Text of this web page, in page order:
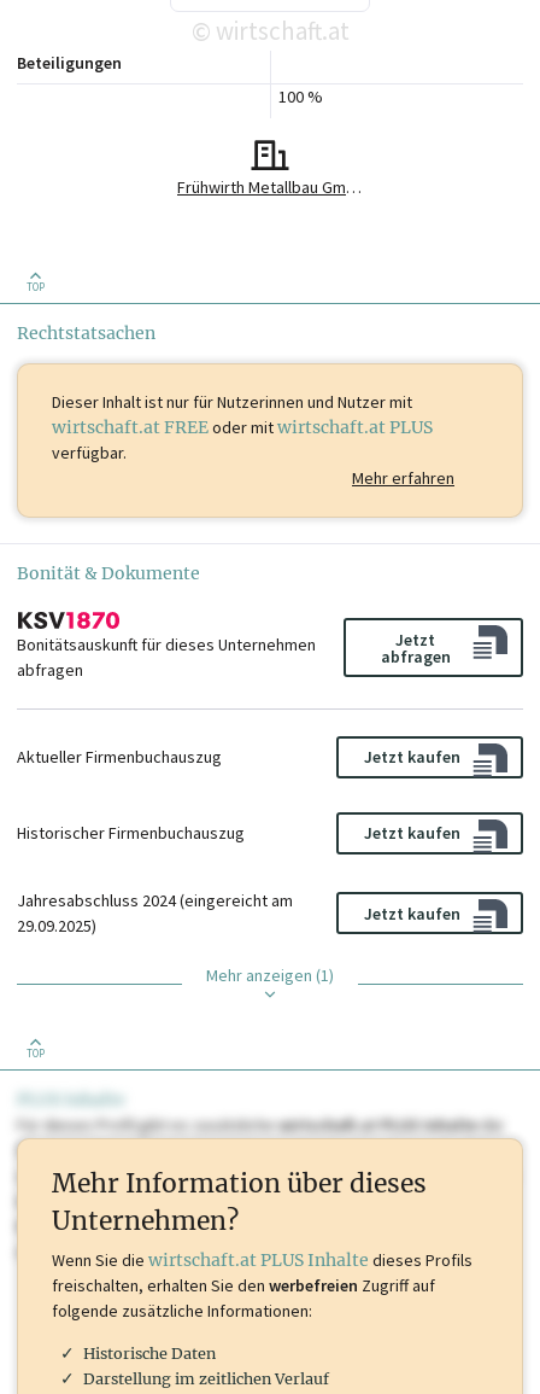
© wirtschaft.at
Frühwirth Metallbau GmbH
100 %
Beteiligungen
TOP
Rechtstatsachen
Dieser Inhalt istnur für Nutzerinnen und Nutzer mit
wirtschaft.at FREEoder mitwirtschaft.at PLUS
verfügbar.
Mehr erfahren
Bonität & Dokumente
Bonitätsauskunft für dieses Unternehmen
abfragen
Jetzt
abfragen
Aktueller Firmenbuchauszug Jetzt kaufen
Historischer Firmenbuchauszug Jetzt kaufen
Jahresabschluss 2024 (eingereicht am
29.09.2025)
Jetzt kaufen
Mehr anzeigen (1)
TOP
Für dieses Profil gibt es zusätzlichewirtschaft.at PLUS Inhaltedie
Sie momentan nicht einsehen können. Schalten Sie dieses Profil frei
oder loggen Sie sich ein um diese Inhalte zu sehen. wirtschaft.at PLUS
Marken, Patente, Rechtstatsachen, OTS-Aussendungen, und viele
mehr.
Mehr Information über dieses
Unternehmen?
Wenn Sie die wirtschaft.at PLUS Inhalte dieses Profils
freischalten, erhalten Sie den werbefreien Zugriff auf
folgende zusätzliche Informationen:
Historische Daten
Darstellung im zeitlichen Verlauf